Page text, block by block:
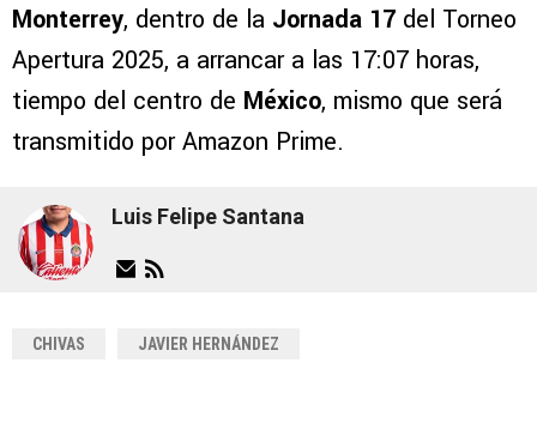
Monterrey, dentro de la Jornada 17 del Torneo
Apertura 2025, a arrancar a las 17:07 horas,
tiempo del centro de México, mismo que será
transmitido por Amazon Prime.
Luis Felipe Santana
CHIVAS JAVIER HERNÁNDEZ